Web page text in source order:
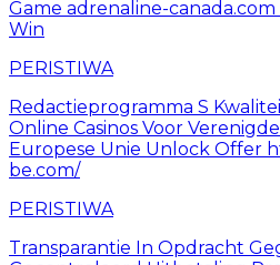
Game adrenaline-
Win
PERISTIWA
Redactieprogramma S
Online Casinos Voor
Europese Unie Unlock Offer
be.com/
PERISTIWA
Transparantie In Opdracht